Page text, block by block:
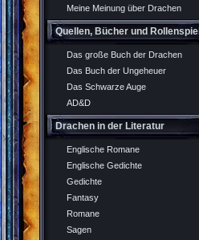
Meine Meinung über Drachen
Quellen, Bücher und Rollenspiel
Das große Buch der Drachen
Das Buch der Ungeheuer
Das Schwarze Auge
AD&D
Drachen in der Literatur
Englische Romane
Englische Gedichte
Gedichte
Fantasy
Romane
Sagen